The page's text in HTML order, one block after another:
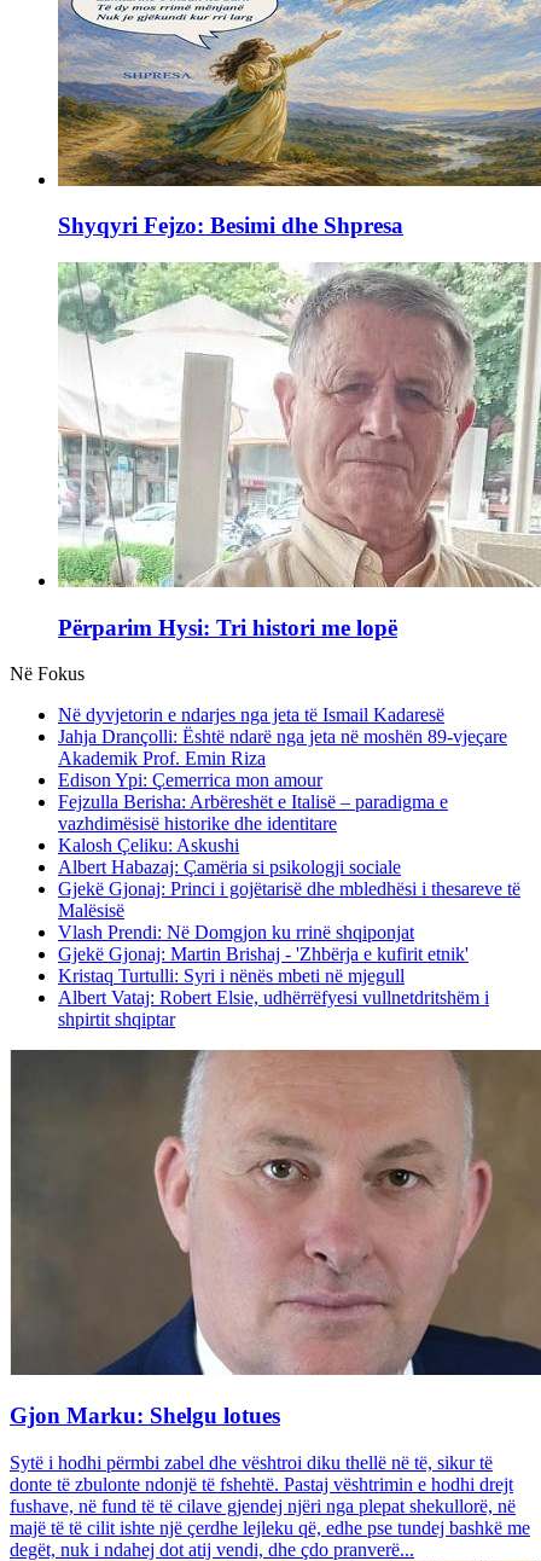
Shyqyri Fejzo: Besimi dhe Shpresa
Përparim Hysi: Tri histori me lopë
Në Fokus
Në dyvjetorin e ndarjes nga jeta të Ismail Kadaresë
Jahja Drançolli: Është ndarë nga jeta në moshën 89-vjeçare
Akademik Prof. Emin Riza
Edison Ypi: Çemerrica mon amour
Fejzulla Berisha: Arbëreshët e Italisë – paradigma e
vazhdimësisë historike dhe identitare
Kalosh Çeliku: Askushi
Albert Habazaj: Çamëria si psikologji sociale
Gjekë Gjonaj: Princi i gojëtarisë dhe mbledhësi i thesareve të
Malësisë
Vlash Prendi: Në Domgjon ku rrinë shqiponjat
Gjekë Gjonaj: Martin Brishaj - 'Zhbërja e kufirit etnik'
Kristaq Turtulli: Syri i nënës mbeti në mjegull
Albert Vataj: Robert Elsie, udhërrëfyesi vullnetdritshëm i
shpirtit shqiptar
Gjon Marku: Shelgu lotues
Sytë i hodhi përmbi zabel dhe vështroi diku thellë në të, sikur të
donte të zbulonte ndonjë të fshehtë. Pastaj vështrimin e hodhi drejt
fushave, në fund të të cilave gjendej njëri nga plepat shekullorë, në
majë të të cilit ishte një çerdhe lejleku që, edhe pse tundej bashkë me
degët, nuk i ndahej dot atij vendi, dhe çdo pranverë...